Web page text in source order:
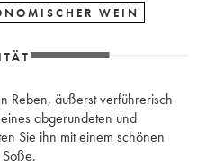
WEIN
Reben, äußerst verführerisch
abgerundeten und
Sie ihn mit einem schönen